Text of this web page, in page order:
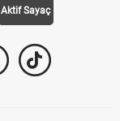
Aktif Sayaç